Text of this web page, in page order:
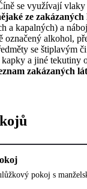
se využívají
ze zakázaných
a kapalných) a
označený alkohol,
se štiplavým
kapky a jiné tekutiny
zakázaných
pokoj s